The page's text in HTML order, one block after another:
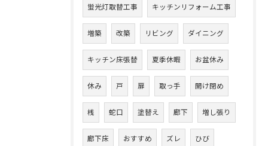
蛍光灯取替工事 キッチンリフォーム工事
増築 改築 リビング ダイニング
キッチン床張替 夏季休暇 お盆休み
休み 戸 扉 取っ手 開け閉め
桟 蛇口 塗替え 廊下 増し張り
廊下床 おすすめ ズレ ひび